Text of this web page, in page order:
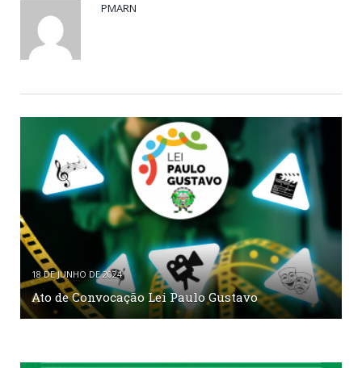
PMARN
18 DE JUNHO DE 2024
Ato de Convocação Lei Paulo Gustavo